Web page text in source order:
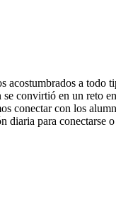
a
convirtió en un reto
conectar con los
para conectarse